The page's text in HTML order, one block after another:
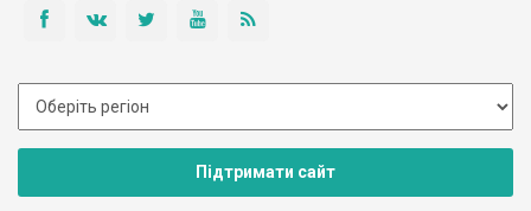
Підтримати сайт